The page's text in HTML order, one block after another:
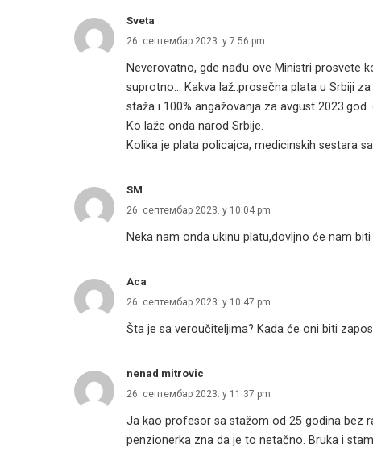
Sveta
26. септембар 2023. у 7:56 pm
Neverovatno, gde nađu ove Ministri prosvete
suprotno… Kakva laž..prosečna plata u Srbiji
staža i 100% angažovanja za avgust
Ko laže onda narod Srbije.
Kolika je plata policajca, medicinskih sestara
SM
26. септембар 2023. у 10:04 pm
Neka nam onda ukinu platu,dovljno će nam
Aca
26. септембар 2023. у 10:47 pm
Šta je sa veroučiteljima? Kada će oni biti
nenad mitrovic
26. септембар 2023. у 11:37 pm
Ja kao profesor sa stažom od 25 godina bez
penzionerka zna da je to netačno. Bruka i